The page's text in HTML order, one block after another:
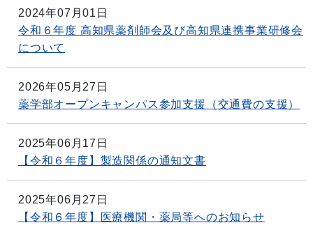
2024年07月01日
令和６年度 高知県薬剤師会及び高知県連携事業研修会
について
2026年05月27日
薬学部オープンキャンパス参加支援（交通費の支援）
2025年06月17日
【令和６年度】製造関係の通知文書
2025年06月27日
【令和６年度】医療機関・薬局等へのお知らせ